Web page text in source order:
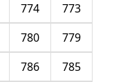
773
774
779
780
785
786